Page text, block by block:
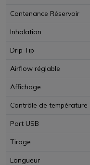
Contenance Réservoir
Inhalation
Drip Tip
Airflow réglable
Affichage
Contrôle de température
Port USB
Tirage
Longueur